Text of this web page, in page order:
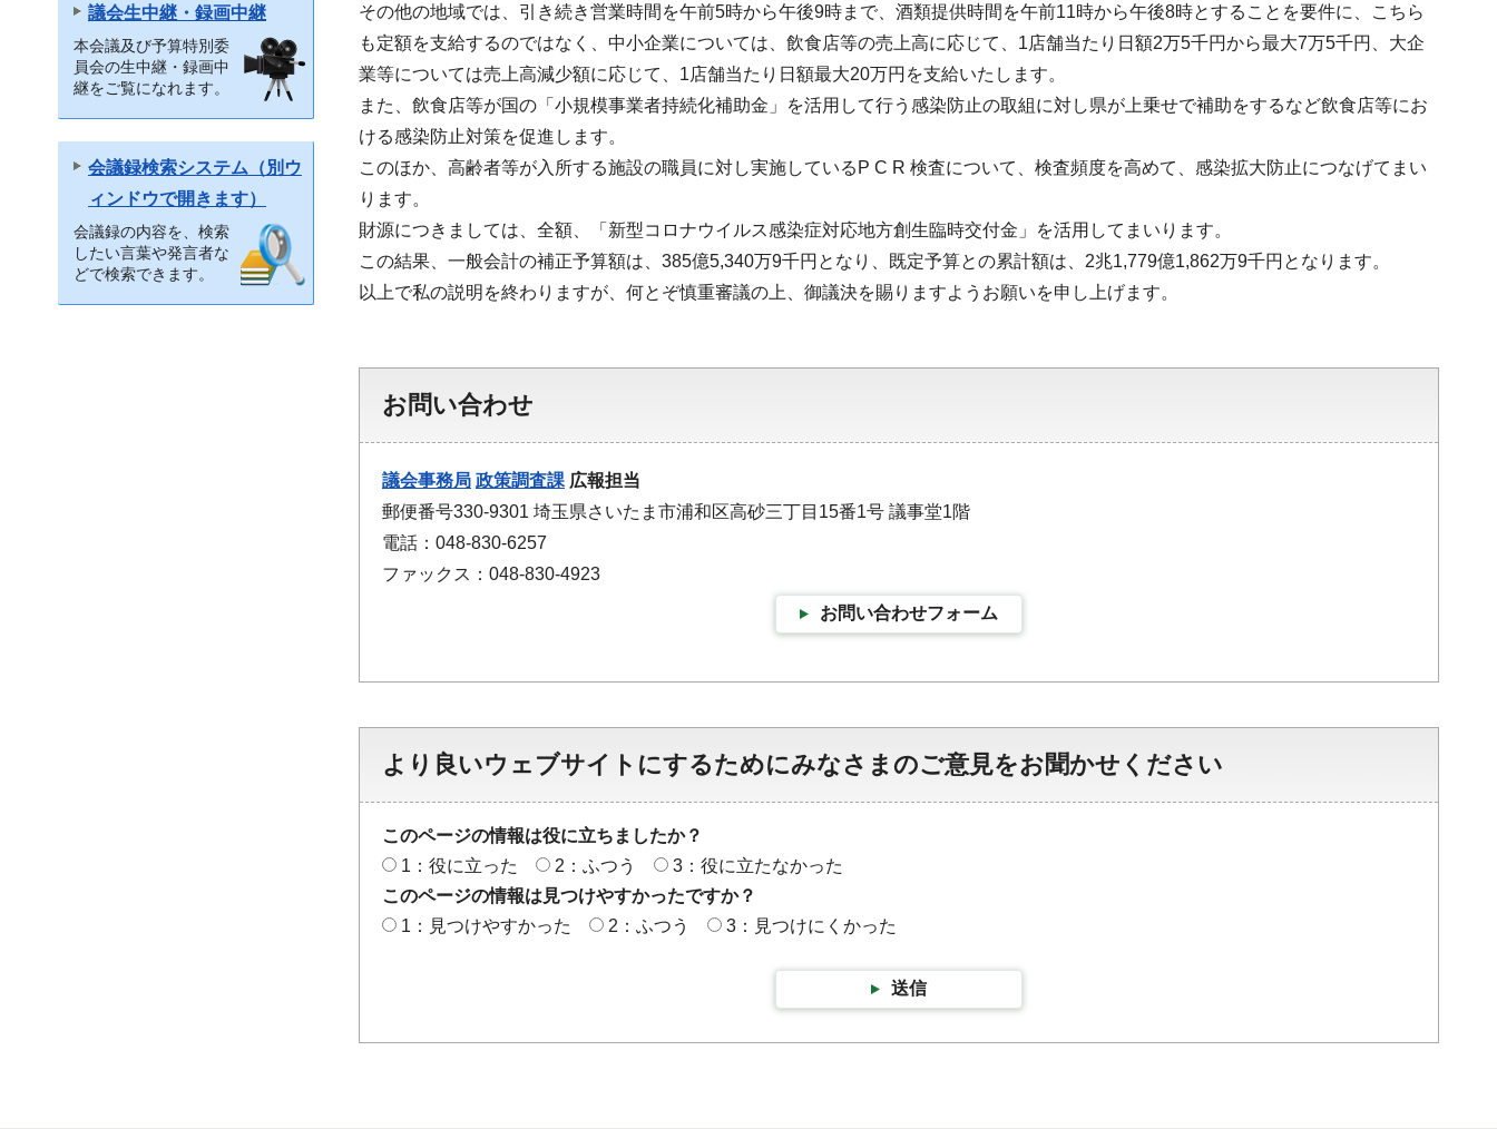
議会生中継・録画中継
本会議及び予算特別委
員会の生中継・録画中
継をご覧になれます。
会議録検索システム（別ウ
ィンドウで開きます）
会議録の内容を、検索
したい言葉や発言者な
どで検索できます。
その他の地域では、引き続き営業時間を午前5時から午後9時まで、酒類提供時間を午前11時から午後8時とすることを要件に、こちら
も定額を支給するのではなく、中小企業については、飲食店等の売上高に応じて、1店舗当たり日額2万5千円から最大7万5千円、大企
業等については売上高減少額に応じて、1店舗当たり日額最大20万円を支給いたします。
また、飲食店等が国の「小規模事業者持続化補助金」を活用して行う感染防止の取組に対し県が上乗せで補助をするなど飲食店等にお
ける感染防止対策を促進します。
このほか、高齢者等が入所する施設の職員に対し実施しているP C R 検査について、検査頻度を高めて、感染拡大防止につなげてまい
ります。
財源につきましては、全額、「新型コロナウイルス感染症対応地方創生臨時交付金」を活用してまいります。
この結果、一般会計の補正予算額は、385億5,340万9千円となり、既定予算との累計額は、2兆1,779億1,862万9千円となります。
以上で私の説明を終わりますが、何とぞ慎重審議の上、御議決を賜りますようお願いを申し上げます。
お問い合わせ
議会事務局 政策調査課 広報担当
郵便番号330-9301 埼玉県さいたま市浦和区高砂三丁目15番1号 議事堂1階
電話：048-830-6257
ファックス：048-830-4923
お問い合わせフォーム
より良いウェブサイトにするためにみなさまのご意見をお聞かせください
このページの情報は役に立ちましたか？
1：役に立った
2：ふつう
3：役に立たなかった
このページの情報は見つけやすかったですか？
1：見つけやすかった
2：ふつう 3：見つけにくかった
送信